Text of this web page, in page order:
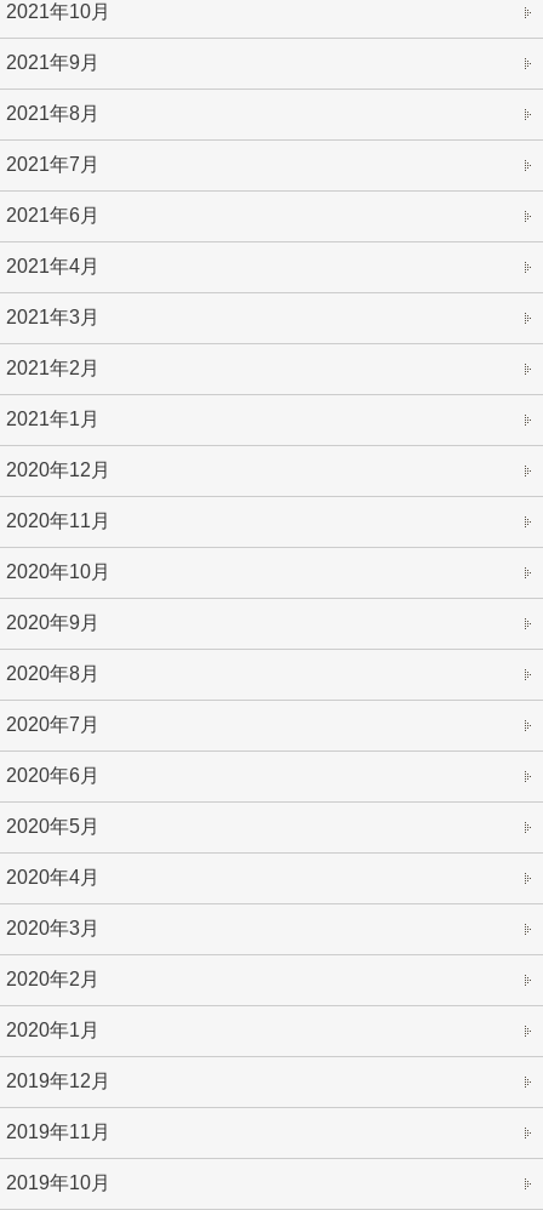
2021年10月
2021年9月
2021年8月
2021年7月
2021年6月
2021年4月
2021年3月
2021年2月
2021年1月
2020年12月
2020年11月
2020年10月
2020年9月
2020年8月
2020年7月
2020年6月
2020年5月
2020年4月
2020年3月
2020年2月
2020年1月
2019年12月
2019年11月
2019年10月